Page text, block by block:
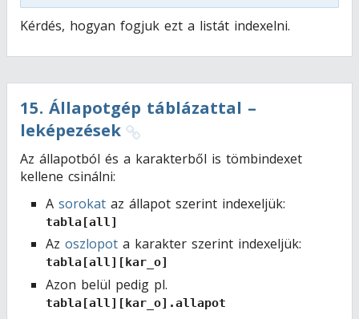
Kérdés, hogyan fogjuk ezt a listát indexelni.
15. Állapotgép táblázattal –
leképezések
Az állapotból és a karakterből is tömbindexet
kellene csinálni:
A sorokat az állapot szerint indexeljük:
tabla[all]
Az oszlopot a karakter szerint indexeljük:
tabla[all][kar_o]
Azon belül pedig pl.
tabla[all][kar_o].allapot